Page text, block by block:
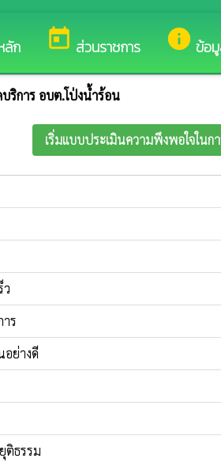
ลัก today ส่วนราชการ info ข้อ
ยินดีต้อนรับสู่เว็บไซต์ของ องค์ก
ริการ อบต.โป่งน้ำร้อน
เริ่มแบบประเมินความพึงพอใจใน
ว
าร
อย่างดี
ติธรรม